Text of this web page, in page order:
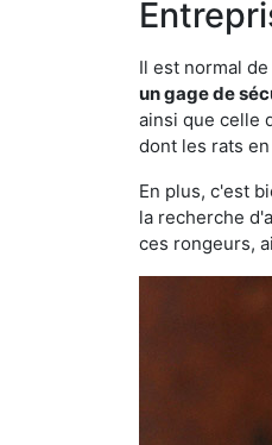
Il est normal
un gage de
ainsi que celle
dont les rats
En plus, c'est
la recherche
ces rongeurs,